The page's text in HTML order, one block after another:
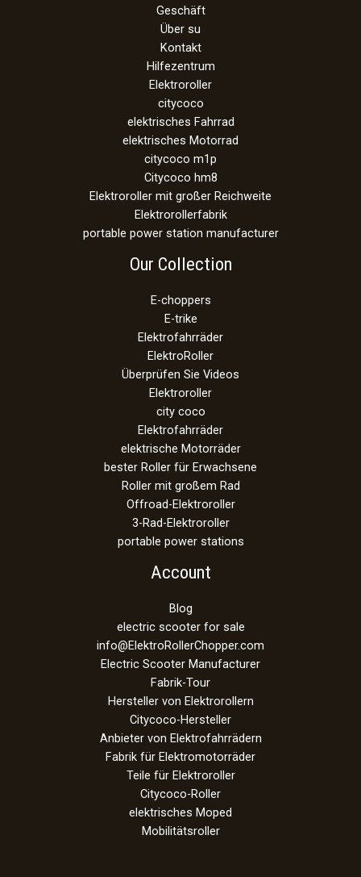
Geschäft
Über su
Kontakt
Hilfezentrum
Elektroroller
citycoco
elektrisches Fahrrad
elektrisches Motorrad
citycoco m1p
Citycoco hm8
Elektroroller mit großer Reichweite
Elektrorollerfabrik
portable power station manufacturer
Our Collection
E-choppers
E-trike
Elektrofahrräder
ElektroRoller
Überprüfen Sie Videos
Elektroroller
city coco
Elektrofahrräder
elektrische Motorräder
bester Roller für Erwachsene
Roller mit großem Rad
Offroad-Elektroroller
3-Rad-Elektroroller
portable power stations
Account
Blog
electric scooter for sale
info@ElektroRollerChopper.com
Electric Scooter Manufacturer
Fabrik-Tour
Hersteller von Elektrorollern
Citycoco-Hersteller
Anbieter von Elektrofahrrädern
Fabrik für Elektromotorräder
Teile für Elektroroller
Citycoco-Roller
elektrisches Moped
Mobilitätsroller